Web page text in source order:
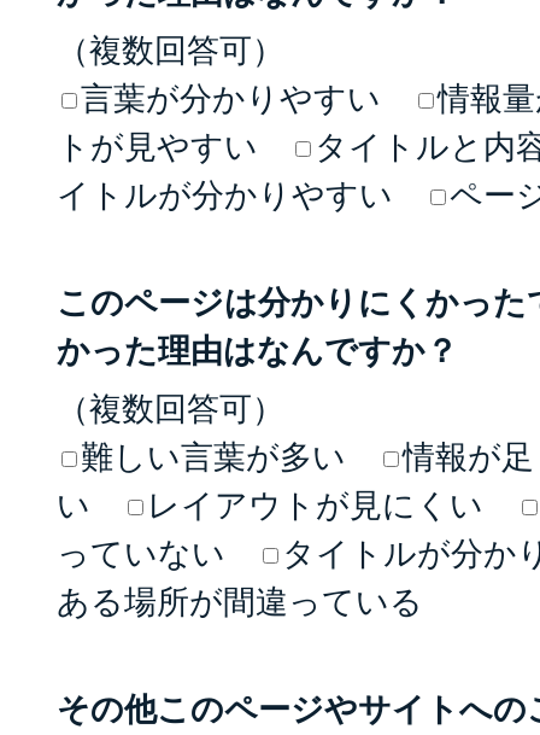
（複数回答可）
言葉が分かりやすい
情報
トが見やすい
タイトルと内
イトルが分かりやすい
ペー
このページは分かりにくかっ
かった理由はなんですか？
（複数回答可）
難しい言葉が多い
情報が
い
レイアウトが見にくい
っていない
タイトルが分か
ある場所が間違っている
その他このページやサイトへ